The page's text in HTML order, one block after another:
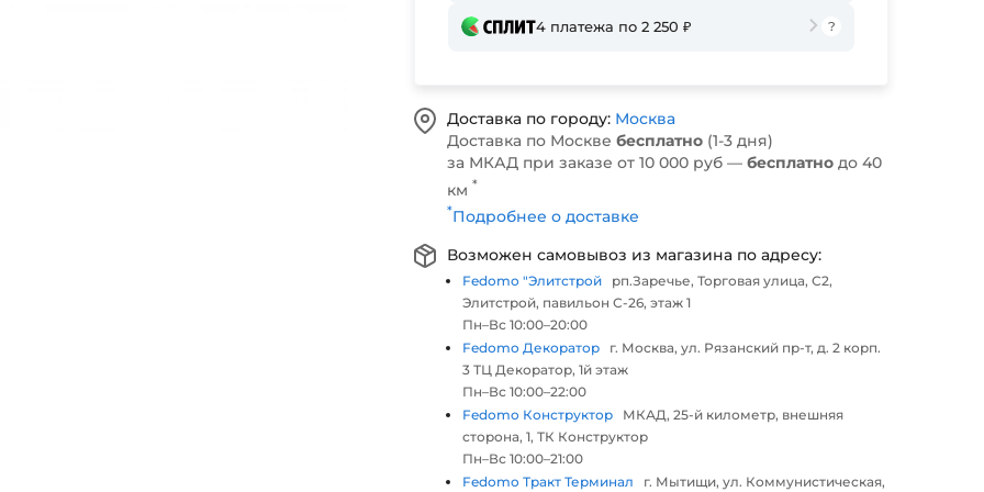
4 платежа по 2 250 ₽
Доставка по городу: Москва
Доставка по Москве бесплатно (1-3 дня)
за МКАД при заказе от 10 000 руб — бесплатно до 40
км *
*Подробнее о доставке
Возможен самовывоз из магазина по адресу:
Fedomo "Элитстрой
рп.Заречье, Торговая улица, С2,
Элитстрой, павильон С-26, этаж 1
Пн–Вс 10:00–20:00
Fedomo Декоратор
г. Москва, ул. Рязанский пр-т, д. 2 корп.
3 ТЦ Декоратор, 1й этаж
Пн–Вс 10:00–22:00
Fedomo Конструктор
МКАД, 25-й километр, внешняя
сторона, 1, ТК Конструктор
Пн–Вс 10:00–21:00
Fedomo Тракт Терминал
г. Мытищи, ул. Коммунистическая,